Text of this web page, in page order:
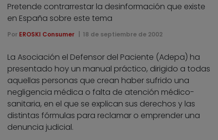
Pretende contrarrestar la desinformación que existe
en España sobre este tema
Por EROSKI Consumer 18 de septiembre de 2002
La Asociación el Defensor del Paciente (Adepa) ha
presentado hoy un manual práctico, dirigido a todas
aquellas personas que crean haber sufrido una
negligencia médica o falta de atención médico-
sanitaria, en el que se explican sus derechos y las
distintas fórmulas para reclamar o emprender una
denuncia judicial.